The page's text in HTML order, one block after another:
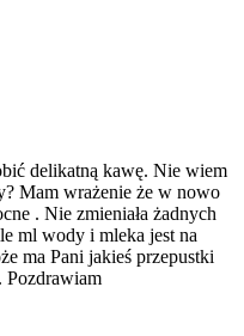
delikatną kawę. Nie wiem
Mam wrażenie że w nowo
. Nie zmieniała żadnych
ml wody i mleka jest na
ma Pani jakieś przepustki
Pozdrawiam